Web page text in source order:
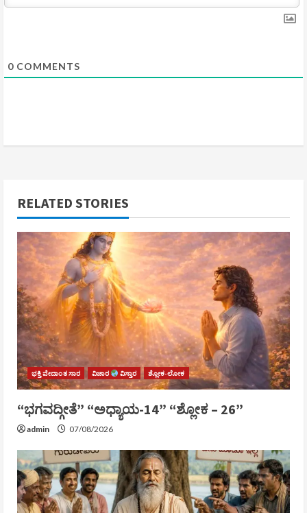
n
0 COMMENTS
RELATED STORIES
ಭಕ್ತಿ ವೇದಾಂತ ಸಾರ ವಿಚಾರ ವಿಸ್ತಾರ ಶ್ಲೋಕ-ಲೋಕ
“ಭಗವದ್ಗೀತೆ” “ಅಧ್ಯಾಯ-14” “ಶ್ಲೋಕ – 26”
admin 07/08/2026